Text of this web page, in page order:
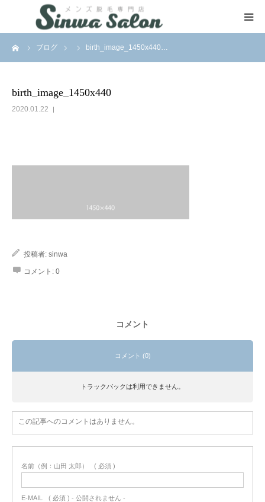
ブログ birth_image_1450x440…
birth_image_1450x440
2020.01.22
投稿者: sinwa
コメント: 0
コメント
コメント (0)
トラックバックは利用できません。
この記事へのコメントはありません。
名前（例：山田 太郎） ( 必須 )
E-MAIL ( 必須 ) - 公開されません -
HOME